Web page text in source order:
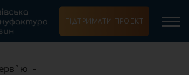
ПІДТРИМАТИ ПРОЕКТ